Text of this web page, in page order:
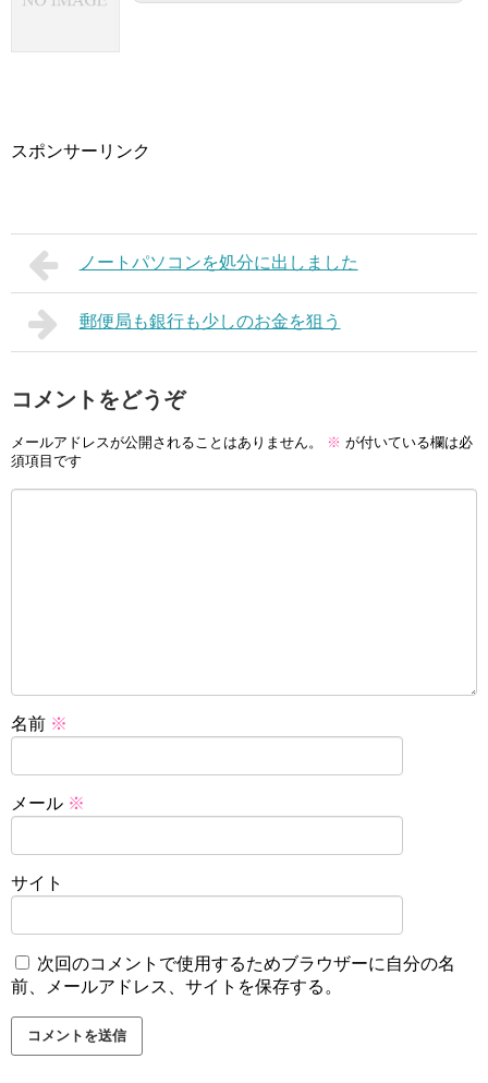
スポンサーリンク
ノートパソコンを処分に出しました
郵便局も銀行も少しのお金を狙う
コメントをどうぞ
メールアドレスが公開されることはありません。 ※ が付いている欄は必
須項目です
名前 ※
メール ※
サイト
次回のコメントで使用するためブラウザーに自分の名
前、メールアドレス、サイトを保存する。